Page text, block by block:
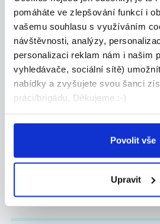
pomáháte ve zlepšování funkcí i
vašemu souhlasu s využíváním
návštěvnosti, analýzy,
personalizaci reklam nám i našim
vyhledávače, sociální sítě)
nabídky a zvyšujete svou šanci
práci/brigádu. Děkujeme :-)
Povolit vše
Upravit
Liberec
Miloš Kraus
Hosteska,
230kč + bonusy
Hledáme usměvavou\vého,
Liberec